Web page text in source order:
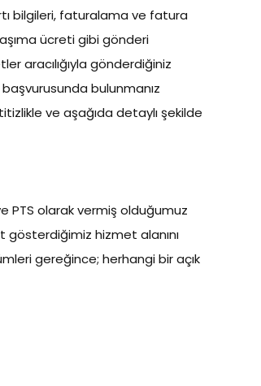
bilgileri, faturalama ve fatura
ücreti gibi gönderi
aracılığıyla gönderdiğiniz
bulunmanız
ve aşağıda detaylı şekilde
PTS olarak vermiş olduğumuz
hizmet alanını
gereğince; herhangi bir açık